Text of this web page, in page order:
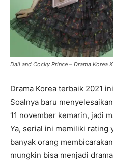
Dali and Cocky Prince – Drama Korea
Drama Korea terbaik 2021
Soalnya baru
11 november kemarin, jadi
Ya, serial ini memiliki rating
banyak orang
mungkin bisa menjadi